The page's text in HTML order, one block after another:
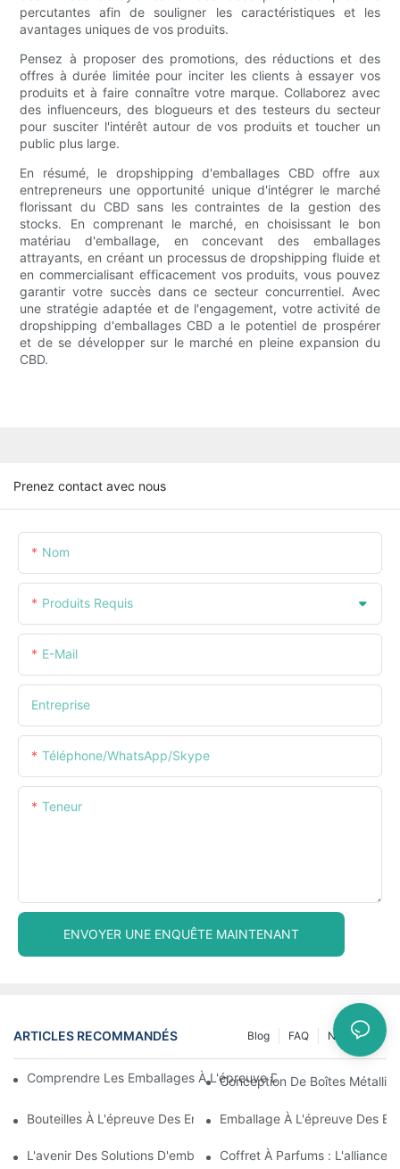
percutantes afin de souligner les caractéristiques et les
avantages uniques de vos produits.
Pensez à proposer des promotions, des réductions et des
offres à durée limitée pour inciter les clients à essayer vos
produits et à faire connaître votre marque. Collaborez avec
des influenceurs, des blogueurs et des testeurs du secteur
pour susciter l'intérêt autour de vos produits et toucher un
public plus large.
En résumé, le dropshipping d'emballages CBD offre aux
entrepreneurs une opportunité unique d'intégrer le marché
florissant du CBD sans les contraintes de la gestion des
stocks. En comprenant le marché, en choisissant le bon
matériau d'emballage, en concevant des emballages
attrayants, en créant un processus de dropshipping fluide et
en commercialisant efficacement vos produits, vous pouvez
garantir votre succès dans ce secteur concurrentiel. Avec
une stratégie adaptée et de l'engagement, votre activité de
dropshipping d'emballages CBD a le potentiel de prospérer
et de se développer sur le marché en pleine expansion du
CBD.
Prenez contact avec nous
Nom
Produits Requis
E-Mail
Entreprise
Téléphone/WhatsApp/Skype
Teneur
ENVOYER UNE ENQUÊTE MAINTENANT
ARTICLES RECOMMANDÉS Nouvelles
FAQ
Blog
Comprendre Les Emballages À L'épreuve Des Enfants :
Conception De Boîtes
Bouteilles À L'épreuve Des Enfants : Ce Que Vous Devez
Emballage À L'épreuve Des
L'avenir Des Solutions D'emballage À L'épreuve Des Enfants
Coffret À Parfums : L'alliance